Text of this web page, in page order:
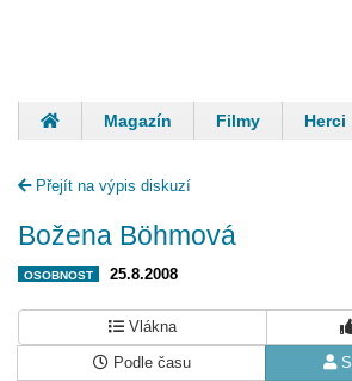
Magazín Filmy Herci
Panovníci
Finančníci
Přejít na výpis diskuzí
Božena Böhmová
OSOBNOST 25.8.2008
Vlákna
Podle času
S